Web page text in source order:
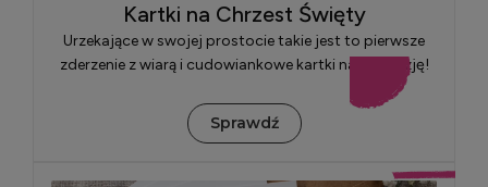
Kartki na Chrzest Święty
Urzekające w swojej prostocie takie jest to pierwsze
zderzenie z wiarą i cudowiankowe kartki na tę okazję!
Sprawdź